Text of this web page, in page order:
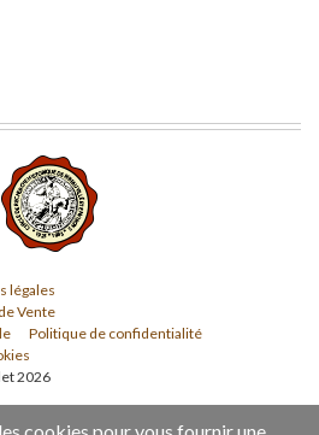
légales
Vente
Politique de confidentialité
2026